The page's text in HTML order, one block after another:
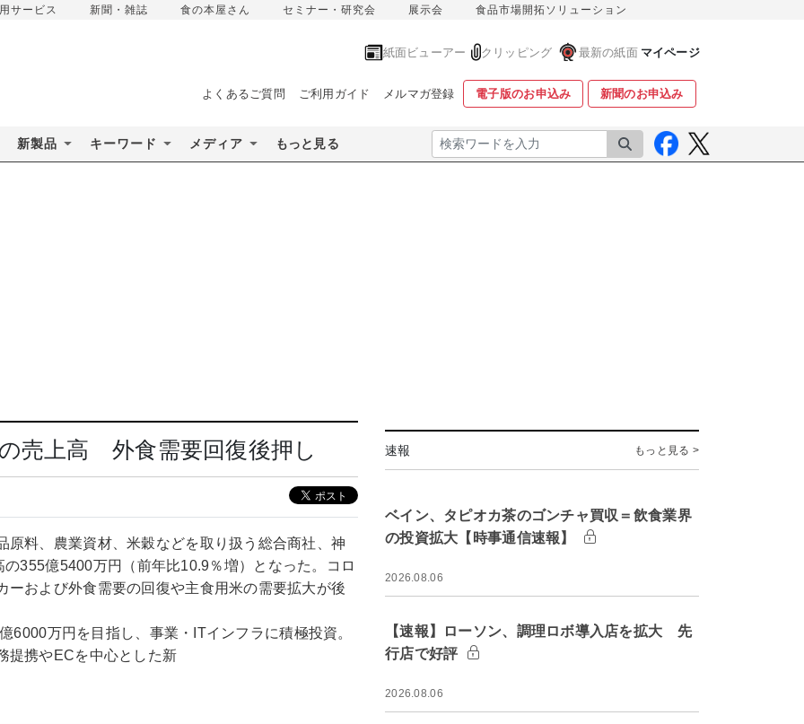
サービス 新聞・雑誌 食の本屋さん セミナー・研究会 展示会 食品市場開拓ソリューション
紙面ビューアー クリッピング 最新の紙面 マイページ
よくあるご質問 ご利用ガイド メルマガ登録 電子版のお申込み 新聞のお申込み
新製品 キーワード メディア もっと見る 検索
売上高 外食需要回復後押し
料、農業資材、米穀などを取り扱う総合商社、神
355億5400万円（前年比10.9％増）となった。コロ
および外食需要の回復や主食用米の需要拡大が後
6000万円を目指し、事業・ITインフラに積極投資。
提携やECを中心とした新
速報 もっと見る >
ベイン、タピオカ茶のゴンチャ買収＝飲食業界
の投資拡大【時事通信速報】
2026.08.06
【速報】ローソン、調理ロボ導入店を拡大 先
行店で好評
2026.08.06